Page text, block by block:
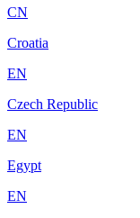
CN
Croatia
EN
Czech Republic
EN
Egypt
EN